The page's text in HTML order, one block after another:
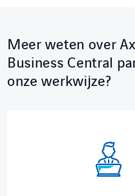
Meer weten over
Business Central
onze werkwijze?